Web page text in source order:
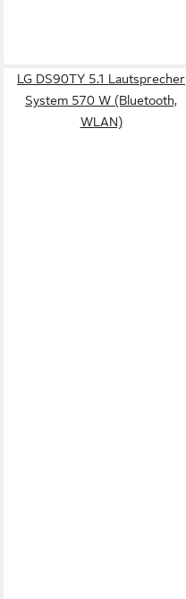
LG DS90TY 5.1 Lautsprecher
System 570 W (Bluetooth,
WLAN)